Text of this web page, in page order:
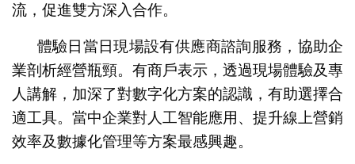
流，促進雙方深入合作。
體驗日當日現場設有供應商諮詢服務，協助企
業剖析經營瓶頸。有商戶表示，透過現場體驗及專
人講解，加深了對數字化方案的認識，有助選擇合
適工具。當中企業對人工智能應用、提升線上營銷
效率及數據化管理等方案最感興趣。